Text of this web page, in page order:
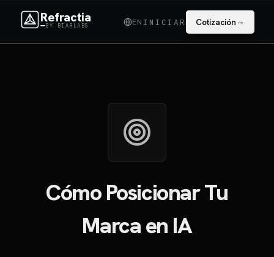
Refractia
BY BIARLABS ENINICIAR Cotización→
Cómo Posicionar Tu
Marca en IA